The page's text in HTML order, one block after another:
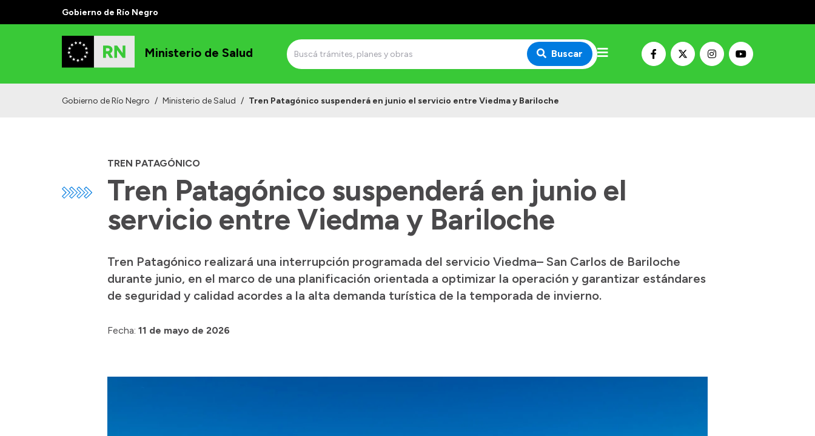
Gobierno de Río Negro
Ministerio de Salud Buscar
Gobierno de Río Negro / Ministerio de Salud / Tren Patagónico suspenderá en junio el servicio entre Viedma y Bariloche
TREN PATAGÓNICO
Tren Patagónico suspenderá en junio el
servicio entre Viedma y Bariloche
Tren Patagónico realizará una interrupción programada del servicio Viedma– San Carlos de Bariloche
durante junio, en el marco de una planificación orientada a optimizar la operación y garantizar estándares
de seguridad y calidad acordes a la alta demanda turística de la temporada de invierno.
Fecha: 11 de mayo de 2026